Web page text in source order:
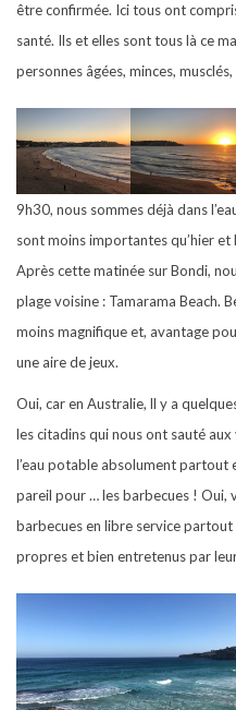
être confirmée. Ici tous ont
santé. Ils et elles sont tous là ce
personnes âgées, minces,
9h30, nous sommes déjà dans
sont moins importantes qu’hier
Après cette matinée sur Bondi,
plage voisine : Tamarama Beach.
moins magnifique et, avantage
une aire de jeux.
Oui, car en Australie, ll y a
les citadins qui nous ont sauté
l’eau potable absolument partout
pareil pour … les barbecues ! Oui,
barbecues en libre service
propres et bien entretenus par